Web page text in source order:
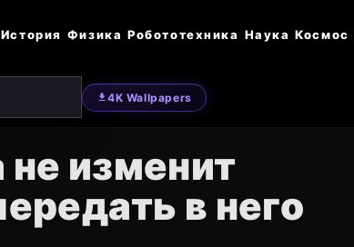
История Физика Робототехника Наука Космос
4K Wallpapers
изменит
в него